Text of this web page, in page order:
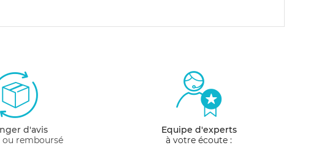
d'avis
remboursé
Equipe d'experts
à votre écoute :